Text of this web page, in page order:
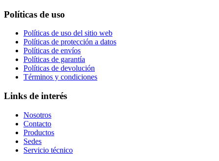
Políticas de uso
Políticas de uso del sitio web
Políticas de protección a datos
Políticas de envíos
Políticas de garantía
Políticas de devolución
Términos y condiciones
Links de interés
Nosotros
Contacto
Productos
Sedes
Servicio técnico